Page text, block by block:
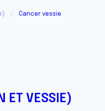
Cancer vessie
ET VESSIE)